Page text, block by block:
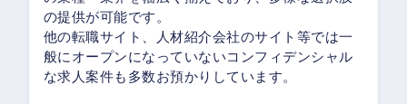
の提供が可能です。
他の転職サイト、人材紹介会社のサイト等では一
般にオープンになっていないコンフィデンシャル
な求人案件も多数お預かりしています。